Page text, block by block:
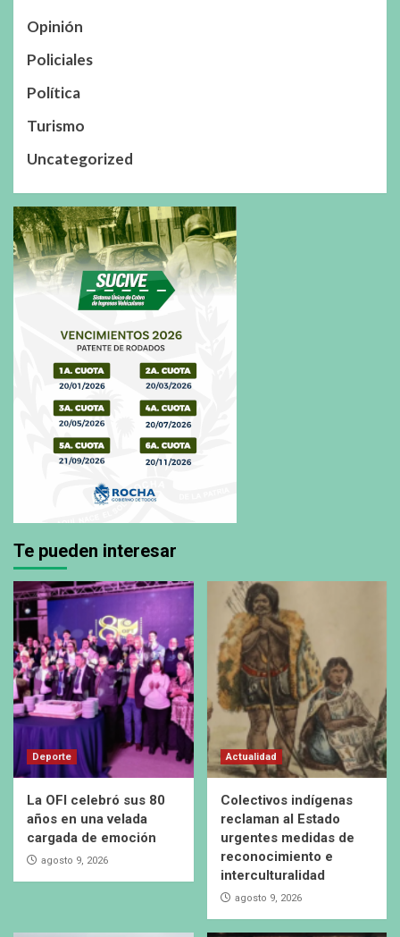
Opinión
Policiales
Política
Turismo
Uncategorized
Te pueden interesar
Deporte
La OFI celebró sus 80
años en una velada
cargada de emoción
agosto 9, 2026
Actualidad
Colectivos indígenas
reclaman al Estado
urgentes medidas de
reconocimiento e
interculturalidad
agosto 9, 2026